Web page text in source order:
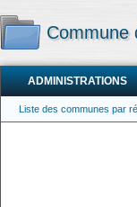
Commune
ADMINISTRATIONS
Liste des communes par